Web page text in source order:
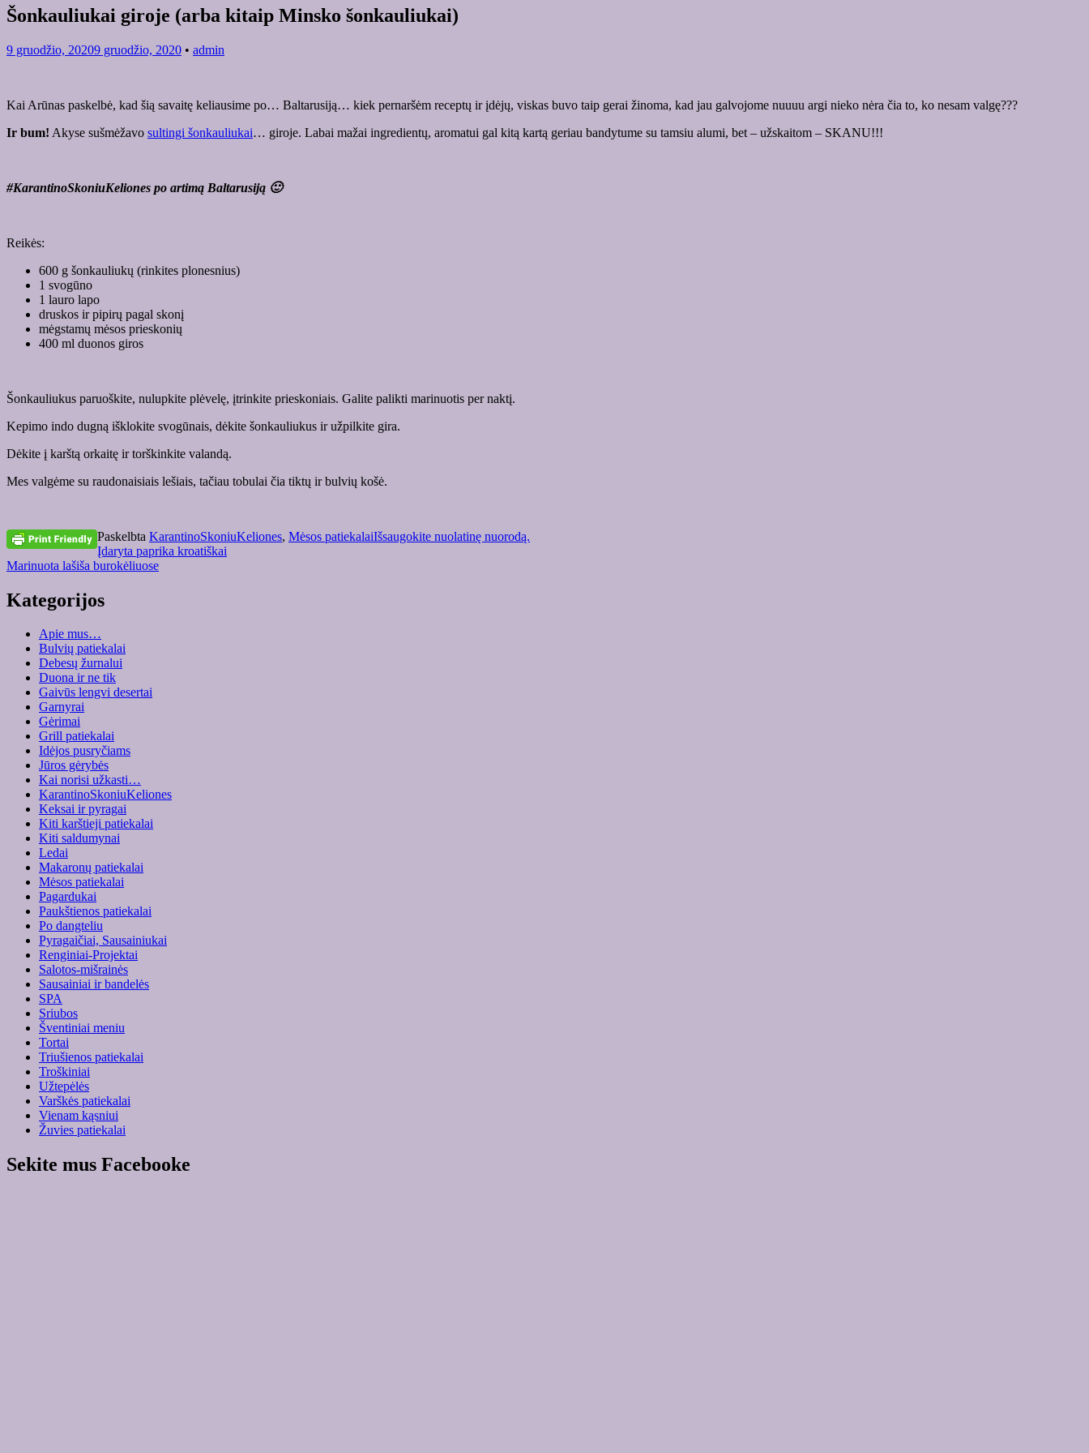
Šonkauliukai giroje (arba kitaip Minsko šonkauliukai)
9 gruodžio, 20209 gruodžio, 2020 • admin
Kai Arūnas paskelbė, kad šią savaitę keliausime po… Baltarusiją… kiek pernaršėm receptų ir įdėjų, viskas buvo taip gerai žinoma, kad jau galvojome nuuuu argi nieko nėra čia to, ko nesam valgę???
Ir bum! Akyse sušmėžavo sultingi šonkauliukai… giroje. Labai mažai ingredientų, aromatui gal kitą kartą geriau bandytume su tamsiu alumi, bet – užskaitom – SKANU!!!
#KarantinoSkoniuKeliones po artimą Baltarusiją 🙂
Reikės:
600 g šonkauliukų (rinkites plonesnius)
1 svogūno
1 lauro lapo
druskos ir pipirų pagal skonį
mėgstamų mėsos prieskonių
400 ml duonos giros
Šonkauliukus paruoškite, nulupkite plėvelę, įtrinkite prieskoniais. Galite palikti marinuotis per naktį.
Kepimo indo dugną išklokite svogūnais, dėkite šonkauliukus ir užpilkite gira.
Dėkite į karštą orkaitę ir torškinkite valandą.
Mes valgėme su raudonaisiais lešiais, tačiau tobulai čia tiktų ir bulvių košė.
Paskelbta KarantinoSkoniuKeliones, Mėsos patiekalaiIšsaugokite nuolatinę nuorodą.
Įrašo
naršymas
Įdaryta paprika kroatiškai
Marinuota lašiša burokėliuose
Kategorijos
Apie mus…
Bulvių patiekalai
Debesų žurnalui
Duona ir ne tik
Gaivūs lengvi desertai
Garnyrai
Gėrimai
Grill patiekalai
Idėjos pusryčiams
Jūros gėrybės
Kai norisi užkasti…
KarantinoSkoniuKeliones
Keksai ir pyragai
Kiti karštieji patiekalai
Kiti saldumynai
Ledai
Makaronų patiekalai
Mėsos patiekalai
Pagardukai
Paukštienos patiekalai
Po dangteliu
Pyragaičiai, Sausainiukai
Renginiai-Projektai
Salotos-mišrainės
Sausainiai ir bandelės
SPA
Sriubos
Šventiniai meniu
Tortai
Triušienos patiekalai
Troškiniai
Užtepėlės
Varškės patiekalai
Vienam kąsniui
Žuvies patiekalai
Sekite mus Facebooke